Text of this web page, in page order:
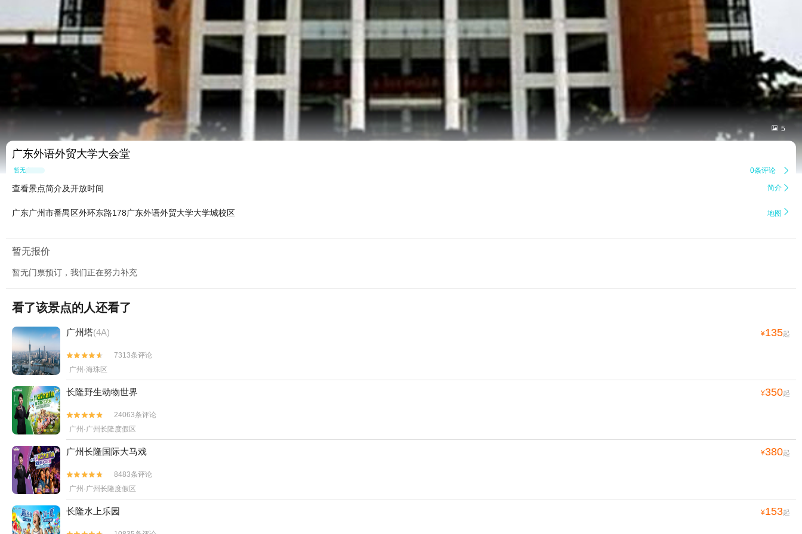
 5
广东外语外贸大学大会堂
暂无点评 0条评论 
查看景点简介及开放时间 简介 
广东广州市番禺区外环东路178广东外语外贸大学大学城校区 地图 
暂无报价
暂无门票预订，我们正在努力补充
看了该景点的人还看了
广州塔(4A) ¥135起


7313条评论
广州·海珠区
长隆野生动物世界 ¥350起


24063条评论
广州·广州长隆度假区
广州长隆国际大马戏 ¥380起


8483条评论
广州·广州长隆度假区
长隆水上乐园 ¥153起